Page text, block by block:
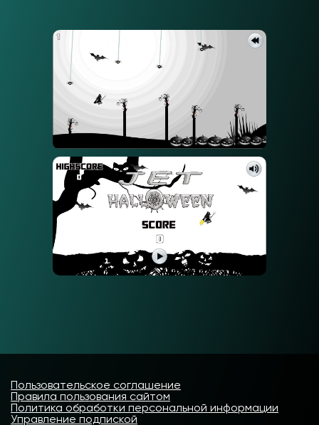
Пользовательское соглашение
Правила пользования сайтом
Политика обработки персональной информации
Управление подпиской